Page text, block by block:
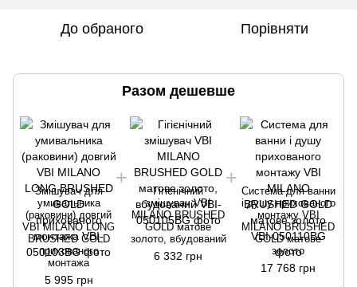
До обраного Порівняти
Разом дешевше
Змішувач для
умивальника
(раковини) довгий
VBI MILANO LONG
BRUSHED GOLD
прихованого
монтажа
5 995 грн
Гігієнічний
змішувач VBI
MILANO BRUSHED
GOLD матове
золото, вбудований
6 332 грн
Система для ванни
і душу прихованого
монтажу VBI
MILANO BRUSHED
GOLD матове
золото
17 768 грн